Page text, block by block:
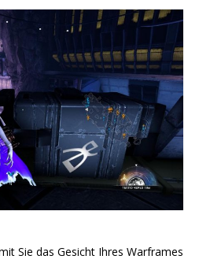
Sie das Gesicht Ihres Warframes